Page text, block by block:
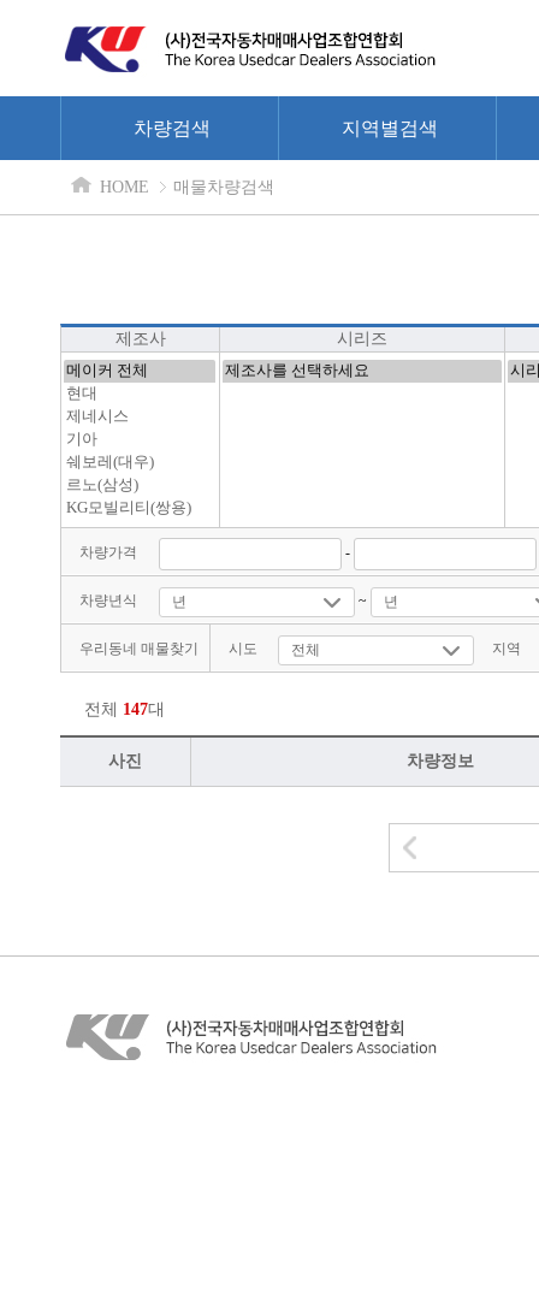
차량검색 지역별검색
HOME 매물차량검색
제조사 시리즈
차량가격 -
차량년식 ~
우리동네 매물찾기 시도 지역
전체 147대
사진 차량정보